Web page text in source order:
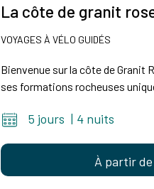
La côte de granit
VOYAGES À VÉLO GUIDÉS
Bienvenue sur la côte de Granit
ses formations rocheuses
5 jours | 4 nuits
À partir de